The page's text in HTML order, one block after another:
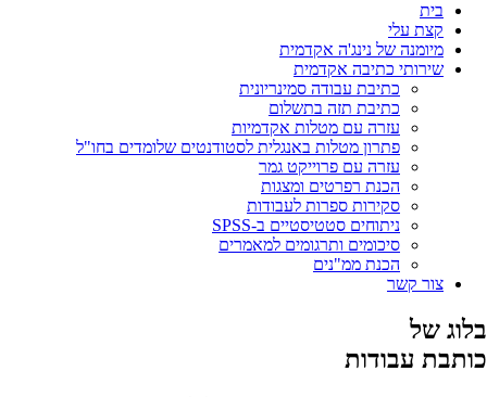
בית
קצת עלי
מיומנה של נינג'ה אקדמית
שירותי כתיבה אקדמית
כתיבת עבודה סמינריונית
כתיבת תזה בתשלום
עזרה עם מטלות אקדמיות
פתרון מטלות באנגלית לסטודנטים שלומדים בחו"ל
עזרה עם פרוייקט גמר
הכנת רפרטים ומצגות
סקירות ספרות לעבודות
ניתוחים סטטיסטיים ב-SPSS
סיכומים ותרגומים למאמרים
הכנת ממ"נים
צור קשר
בלוג של
כותבת עבודות